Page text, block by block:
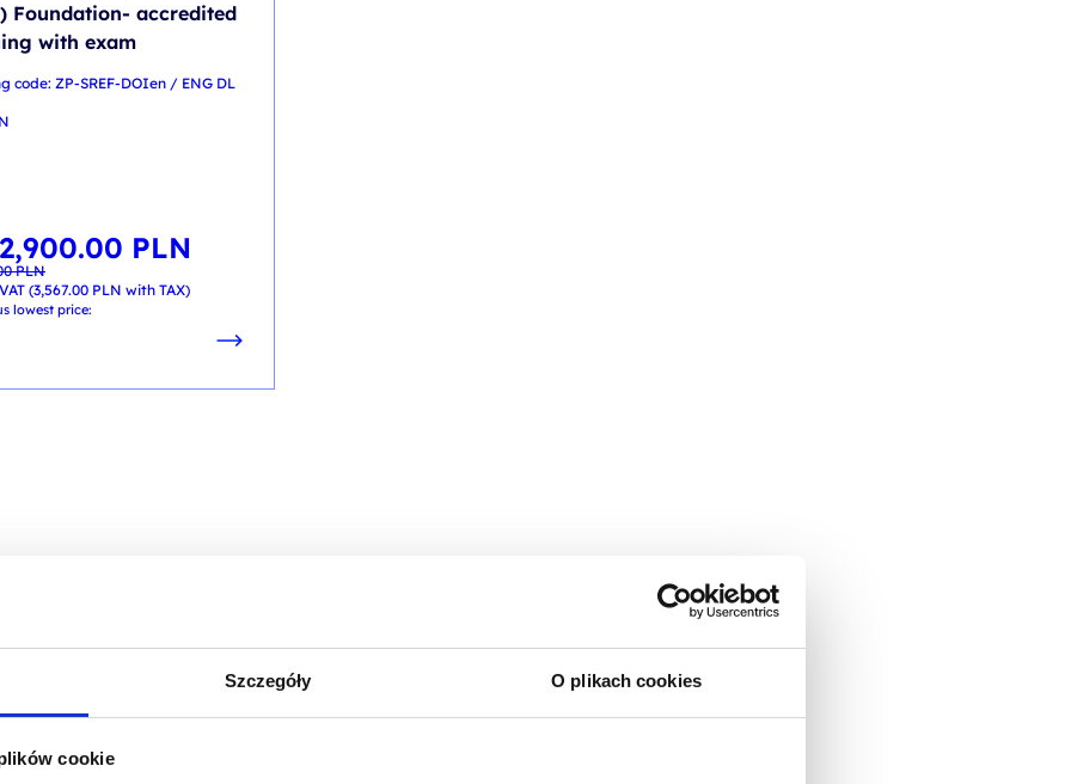
Szczegóły O plikach cookies
cookie
Foundation- accredited
with exam
code: ZP-SREF-DOIen / ENG DL
PLN
PLN.
2,900.00 PLN
PLN.
(3,567.00 PLN with TAX)
lowest price: